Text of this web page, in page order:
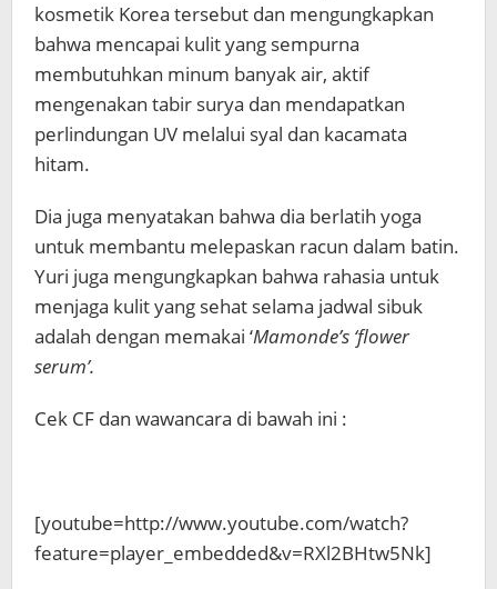
kosmetik Korea tersebut dan mengungkapkan
bahwa mencapai kulit yang sempurna
membutuhkan minum banyak air, aktif
mengenakan tabir surya dan mendapatkan
perlindungan UV melalui syal dan kacamata
hitam.
Dia juga menyatakan bahwa dia berlatih yoga
untuk membantu melepaskan racun dalam batin.
Yuri juga mengungkapkan bahwa rahasia untuk
menjaga kulit yang sehat selama jadwal sibuk
adalah dengan memakai ‘Mamonde’s ‘flower
serum’.
Cek CF dan wawancara di bawah ini :
[youtube=http://www.youtube.com/watch?
feature=player_embedded&v=RXl2BHtw5Nk]